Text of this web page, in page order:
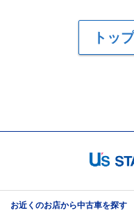
トッ
お近くのお店から中古車を探す